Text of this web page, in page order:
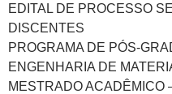
EDITAL DE PROCESSO
DISCENTES
PROGRAMA DE PÓS-
ENGENHARIA DE
MESTRADO ACADÊMICO